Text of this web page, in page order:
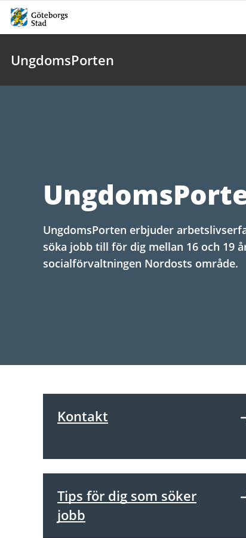
UngdomsPorten
UngdomsPorten erbjuder
söka jobb till för dig mellan 16 och 19
socialförvaltningen Nordosts område.
Kontakt
Tips för dig som söker
jobb